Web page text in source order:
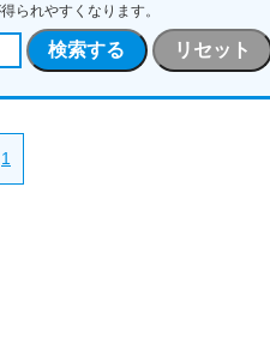
られやすくなります。
1